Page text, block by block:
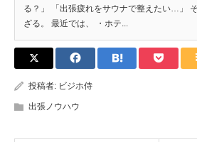
る？」 「出張疲れをサウナで整えたい…」
ざる。 最近では、 ・ホテ...
投稿者: ビジホ侍
出張ノウハウ